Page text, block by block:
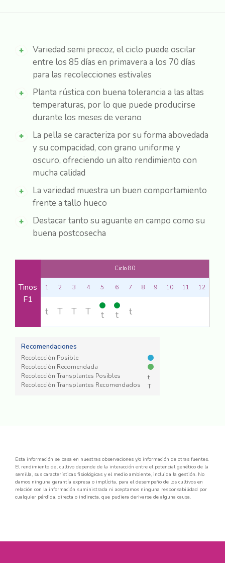
Variedad semi precoz, el ciclo puede oscilar
entre los 85 días en primavera a los 70 días
para las recolecciones estivales
Planta rústica con buena tolerancia a las altas
temperaturas, por lo que puede producirse
durante los meses de verano
La pella se caracteriza por su forma abovedada
y su compacidad, con grano uniforme y
oscuro, ofreciendo un alto rendimiento con
mucha calidad
La variedad muestra un buen comportamiento
frente a tallo hueco
Destacar tanto su aguante en campo como su
buena postcosecha
Tinos
F1
Ciclo 80
1 2 3 4 5 6 7 8 9 10 11 12
t T T T t t t
Recomendaciones
Recolección Posible
Recolección Recomendada
Recolección Transplantes Posibles
t
Recolección Transplantes Recomendados
T
Esta información se basa en nuestras observaciones y/o información de otras fuentes.
El rendimiento del cultivo depende de la interacción entre el potencial genético de la
semilla, sus características fisiológicas y el medio ambiente, incluida la gestión. No
damos ninguna garantía expresa o implícita, para el desempeño de los cultivos en
relación con la información suministrada ni aceptamos ninguna responsabilidad por
cualquier pérdida, directa o indirecta, que pudiera derivarse de alguna causa.